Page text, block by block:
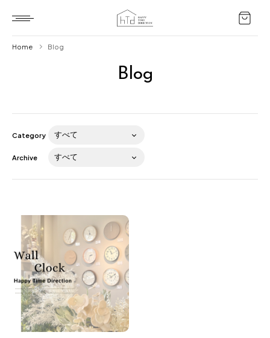
Blog
About us
for Business
Recruit
Contact
Blog
Home Blog
Category
Archive